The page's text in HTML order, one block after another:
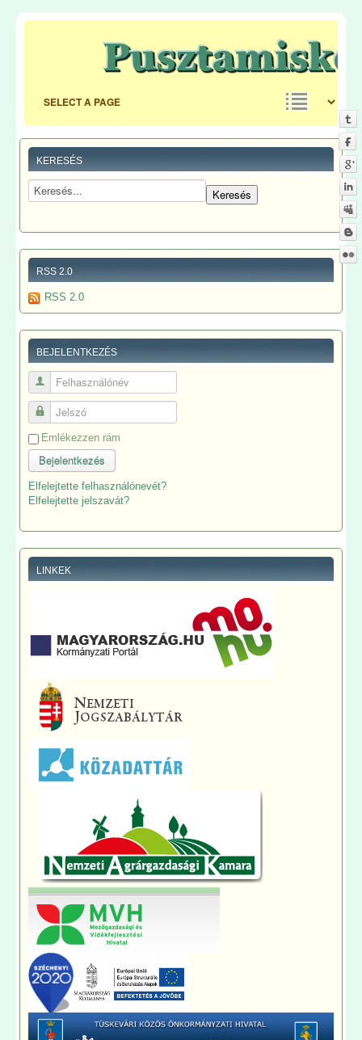
KERESÉS
RSS 2.0
RSS 2.0
BEJELENTKEZÉS
Felhasználónév
Jelszó
Emlékezzen rám
Bejelentkezés
Elfelejtette felhasználónevét?
Elfelejtette jelszavát?
LINKEK